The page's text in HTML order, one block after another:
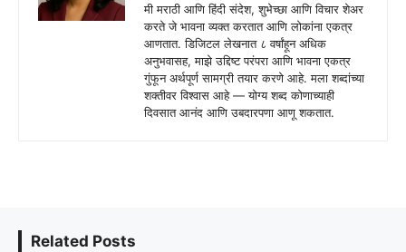
मी मराठी आणि हिंदी संदेश, शुभेच्छा आणि विचार शेअर
करते जे भावना व्यक्त करतात आणि लोकांना एकत्र
आणतात. डिजिटल लेखनात ८ वर्षांहून अधिक
अनुभवासह, माझे उद्दिष्ट परंपरा आणि भावना एकत्र
गुंफून अर्थपूर्ण सामग्री तयार करणे आहे. मला शब्दांच्या
शक्तीवर विश्वास आहे — योग्य शब्द कोणाच्याही
दिवसात आनंद आणि उबदारपणा आणू शकतात.
Related Posts